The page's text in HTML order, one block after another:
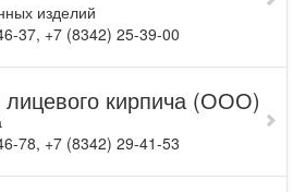
изделий
37, +7 (8342) 25-39-00
лицевого кирпича (ООО)
78, +7 (8342) 29-41-53